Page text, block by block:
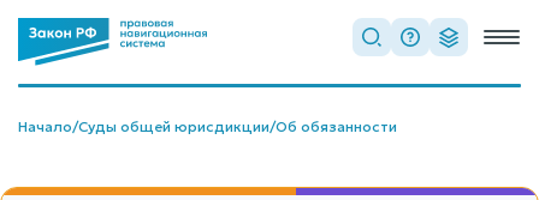
Начало/Суды общей юрисдикции/Об обязанности